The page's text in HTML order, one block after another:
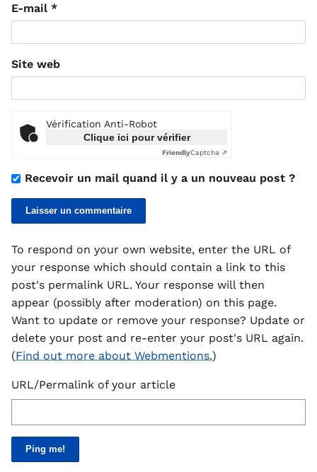
E-mail *
Site web
Vérification Anti-Robot
Clique ici pour vérifier
FriendlyCaptcha ⇗
Recevoir un mail quand il y a un nouveau post ?
To respond on your own website, enter the URL of
your response which should contain a link to this
post's permalink URL. Your response will then
appear (possibly after moderation) on this page.
Want to update or remove your response? Update or
delete your post and re-enter your post's URL again.
(Find out more about Webmentions.)
URL/Permalink of your article